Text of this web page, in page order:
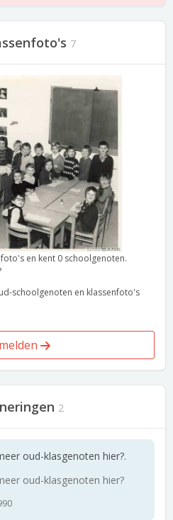
7
en kent 0 schoolgenoten.
schoolgenoten en klassenfoto's
2
oud-klasgenoten hier?.
oud-klasgenoten hier?